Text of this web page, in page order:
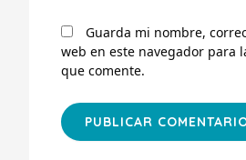
Guarda mi nombre,
web en este navegador para
que comente.